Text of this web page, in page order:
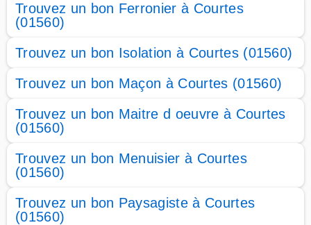
Trouvez un bon Ferronier à Courtes
(01560)
Trouvez un bon Isolation à Courtes (01560)
Trouvez un bon Maçon à Courtes (01560)
Trouvez un bon Maitre d oeuvre à Courtes
(01560)
Trouvez un bon Menuisier à Courtes
(01560)
Trouvez un bon Paysagiste à Courtes
(01560)